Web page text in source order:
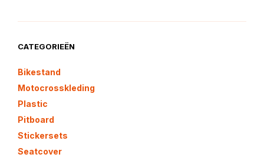
CATEGORIEËN
Bikestand
Motocrosskleding
Plastic
Pitboard
Stickersets
Seatcover